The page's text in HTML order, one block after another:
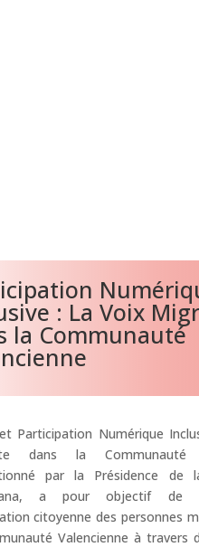
: La Voix
la Communauté
Participation Numérique
dans la Communauté
par la Présidence de
a pour objectif de
citoyenne des personnes
Valencienne à travers